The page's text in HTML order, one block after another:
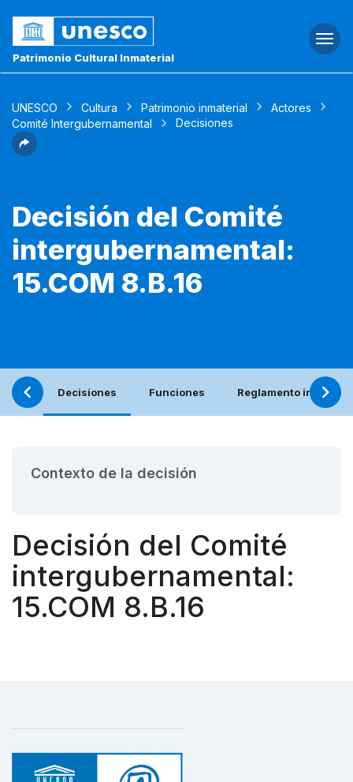
Patrimonio Cultural Inmaterial
UNESCO Cultura Patrimonio inmaterial
Actores
Comité Intergubernamental
Decisiones
Decisión del Comité
intergubernamental:
15.COM 8.B.16
Decisiones Funciones Reglamento interno
Contexto de la decisión
Decisión del Comité
intergubernamental:
15.COM 8.B.16